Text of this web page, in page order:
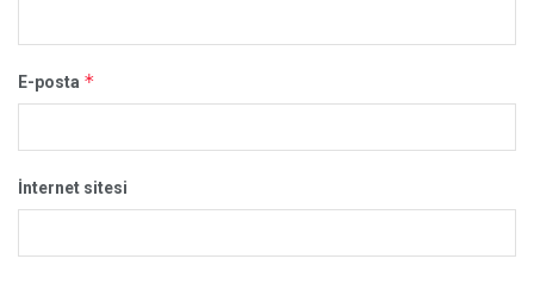
E-posta *
İnternet sitesi